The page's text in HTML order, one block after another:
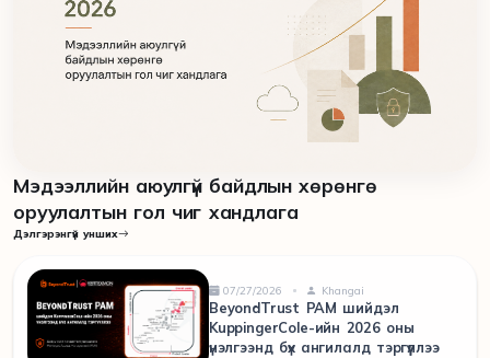
Мэдээллийн аюулгүй байдлын хөрөнгө
оруулалтын гол чиг хандлага
Дэлгэрэнгүй унших
07/27/2026 Khangai
BeyondTrust PAM шийдэл
KuppingerCole-ийн 2026 оны
үнэлгээнд бүх ангилалд тэргүүллээ